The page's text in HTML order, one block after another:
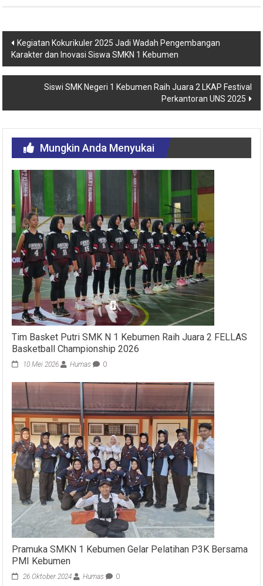
Kegiatan Kokurikuler 2025 Jadi Wadah Pengembangan
Karakter dan Inovasi Siswa SMKN 1 Kebumen
Siswi SMK Negeri 1 Kebumen Raih Juara 2 LKAP Festival
Perkantoran UNS 2025
Mungkin Anda Menyukai
Tim Basket Putri SMK N 1 Kebumen Raih Juara 2 FELLAS
Basketball Championship 2026
10 Mei 2026 Humas 0
Pramuka SMKN 1 Kebumen Gelar Pelatihan P3K Bersama
PMI Kebumen
26 Oktober 2024 Humas 0